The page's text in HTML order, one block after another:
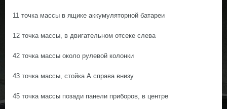
11 точка массы в ящике аккумуляторной батареи
12 точка массы, в двигательном отсеке слева
42 точка массы около рулевой колонки
43 точка массы, стойка А справа внизу
45 точка массы позади панели приборов, в центре